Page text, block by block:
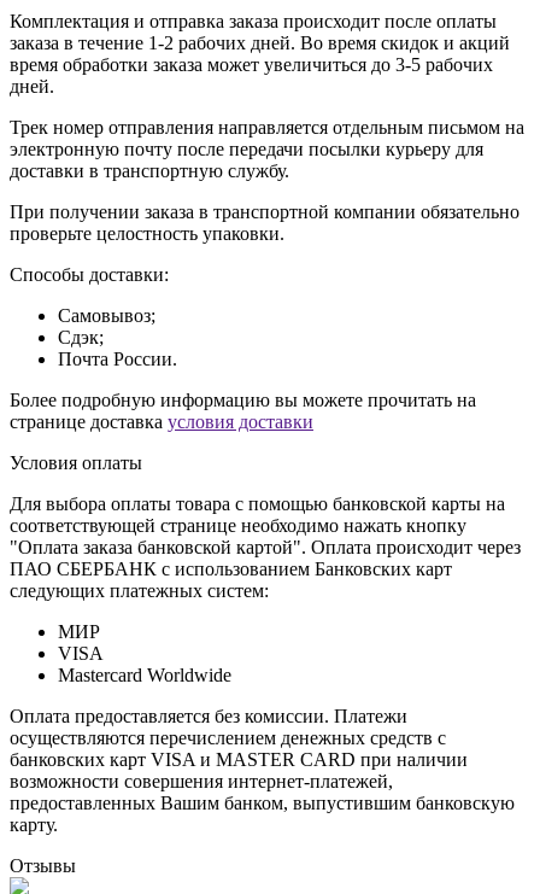
Комплектация и отправка заказа происходит после оплаты
заказа в течение 1-2 рабочих дней. Во время скидок и акций
время обработки заказа может увеличиться до 3-5 рабочих
дней.
Трек номер отправления направляется отдельным письмом на
электронную почту после передачи посылки курьеру для
доставки в транспортную службу.
При получении заказа в транспортной компании обязательно
проверьте целостность упаковки.
Способы доставки:
Самовывоз;
Сдэк;
Почта России.
Более подробную информацию вы можете прочитать на
странице доставка условия доставки
Условия оплаты
Для выбора оплаты товара с помощью банковской карты на
соответствующей странице необходимо нажать кнопку
"Оплата заказа банковской картой". Оплата происходит через
ПАО СБЕРБАНК с использованием Банковских карт
следующих платежных систем:
МИР
VISA
Mastercard Worldwide
Оплата предоставляется без комиссии. Платежи
осуществляются перечислением денежных средств с
банковских карт VISA и MASTER CARD при наличии
возможности совершения интернет-платежей,
предоставленных Вашим банком, выпустившим банковскую
карту.
Отзывы